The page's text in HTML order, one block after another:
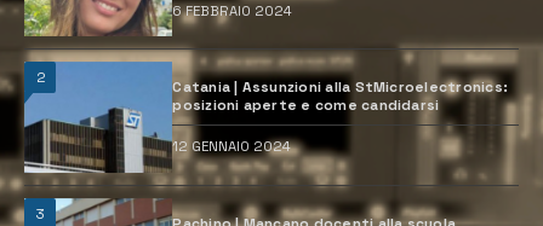
6 FEBBRAIO 2024
2
Catania | Assunzioni alla StMicroelectronics:
posizioni aperte e come candidarsi
12 GENNAIO 2024
3